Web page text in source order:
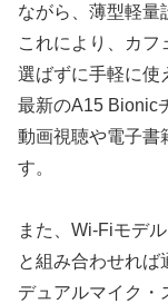
ながら、薄型軽量
これにより、カフ
選ばずに手軽に使
最新のA15 Bionic
動画視聴や電子書
す。
また、Wi-Fiモデ
と組み合わせれば
デュアルマイク・